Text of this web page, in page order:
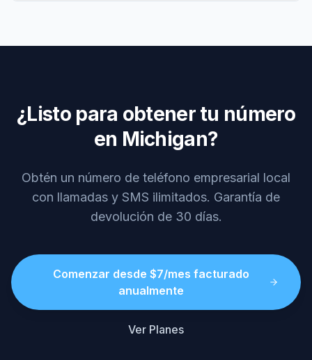
¿Listo para obtener tu número
en Michigan?
Obtén un número de teléfono empresarial local
con llamadas y SMS ilimitados. Garantía de
devolución de 30 días.
Comenzar desde $7/mes facturado
anualmente
Ver Planes